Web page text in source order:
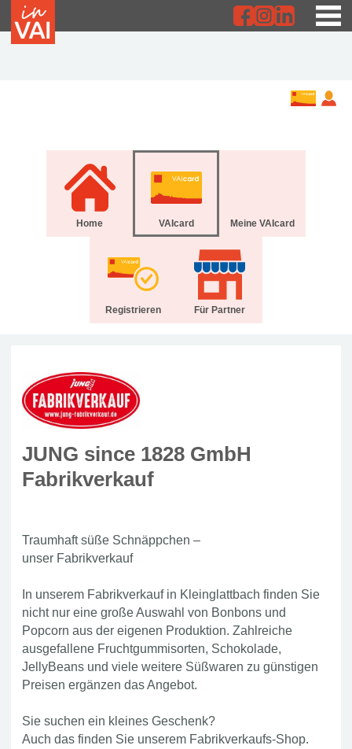
Home VAIcard Meine VAIcard
Registrieren Für Partner
JUNG since 1828 GmbH
Fabrikverkauf
Traumhaft süße Schnäppchen –
unser Fabrikverkauf
In unserem Fabrikverkauf in Kleinglattbach finden Sie
nicht nur eine große Auswahl von Bonbons und
Popcorn aus der eigenen Produktion. Zahlreiche
ausgefallene Fruchtgummisorten, Schokolade,
JellyBeans und viele weitere Süßwaren zu günstigen
Preisen ergänzen das Angebot.
Sie suchen ein kleines Geschenk?
Auch das finden Sie unserem Fabrikverkaufs-Shop.